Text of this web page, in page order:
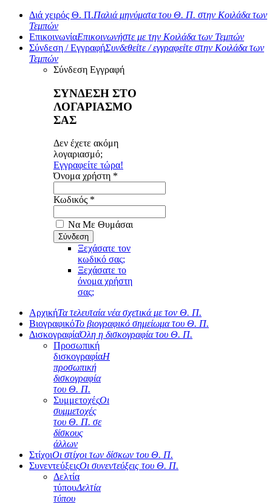
Διά χειρός Θ. Π.Παλιά μηνύματα του Θ. Π. στην Κοιλάδα των
Τεμπών
ΕπικοινωνίαΕπικοινωνήστε με την Κοιλάδα των Τεμπών
Σύνδεση / ΕγγραφήΣυνδεθείτε / εγγραφείτε στην Κοιλάδα των
Τεμπών
Σύνδεση Εγγραφή
ΣΥΝΔΕΣΗ ΣΤΟ
ΛΟΓΑΡΙΑΣΜΟ
ΣΑΣ
Δεν έχετε ακόμη
λογαριασμό;
Εγγραφείτε τώρα!
Όνομα χρήστη *
Κωδικός *
Να Με Θυμάσαι
Ξεχάσατε τον
κωδικό σας;
Ξεχάσατε το
όνομα χρήστη
σας;
ΑρχικήΤα τελευταία νέα σχετικά με τον Θ. Π.
ΒιογραφικόΤο βιογραφικό σημείωμα του Θ. Π.
ΔισκογραφίαΌλη η δισκογραφία του Θ. Π.
Προσωπική
δισκογραφίαΗ
προσωπική
δισκογραφία
του Θ. Π.
ΣυμμετοχέςΟι
συμμετοχές
του Θ. Π. σε
δίσκους
άλλων
ΣτίχοιΟι στίχοι των δίσκων του Θ. Π.
ΣυνεντεύξειςΟι συνεντεύξεις του Θ. Π.
Δελτία
τύπουΔελτία
τύπου